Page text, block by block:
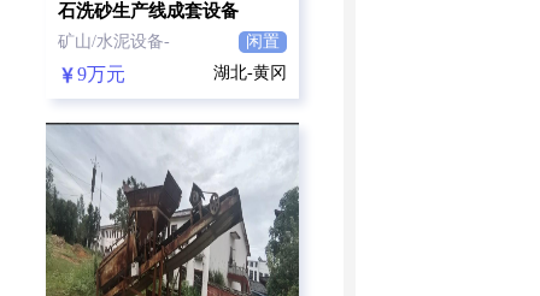
石洗砂生产线成套设备
矿山/水泥设备- 闲置
9万元 湖北-黄冈